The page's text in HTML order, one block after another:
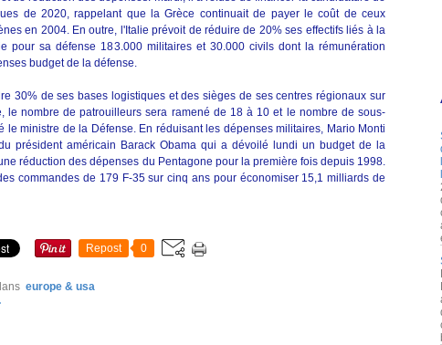
de 2020, rappelant que la Grèce continuait de payer le coût de ceux
en 2004. En outre, l'Italie prévoit de réduire de 20% ses effectifs liés à la
pour sa défense 183.000 militaires et 30.000 civils dont la rémunération
budget de la défense.
30% de ses bases logistiques et des sièges de ses centres régionaux sur
le nombre de patrouilleurs sera ramené de 18 à 10 et le nombre de sous-
le ministre de la Défense. En réduisant les dépenses militaires, Mario Monti
président américain Barack Obama qui a dévoilé lundi un budget de la
réduction des dépenses du Pentagone pour la première fois depuis 1998.
commandes de 179 F-35 sur cinq ans pour économiser 15,1 milliards de
Repost 0
europe & usa